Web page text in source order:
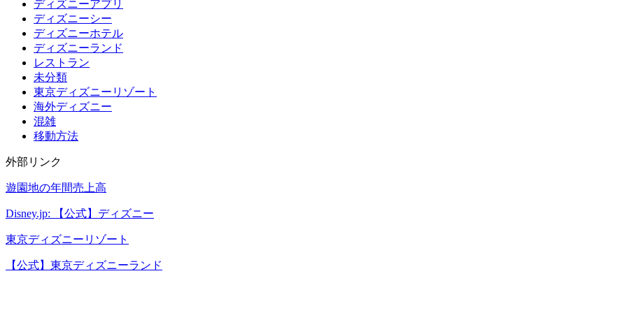
ディズニーアプリ
ディズニーシー
ディズニーホテル
ディズニーランド
レストラン
未分類
東京ディズニーリゾート
海外ディズニー
混雑
移動方法
外部リンク
遊園地の年間売上高
Disney.jp: 【公式】ディズニー
東京ディズニーリゾート
【公式】東京ディズニーランド